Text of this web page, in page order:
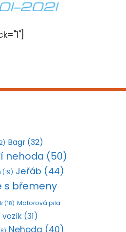
Bagr (32)
nehoda (50)
(19) Jeřáb (44)
s břemeny
(18) Motorová pila
vozík (31)